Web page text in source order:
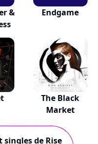
&
Endgame
The Black
Market
de Rise